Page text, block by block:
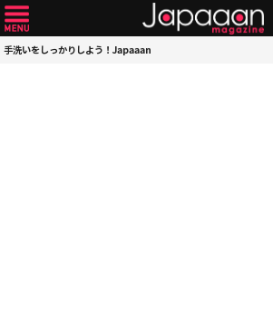
手洗いをしっかりしよう！Japaaan